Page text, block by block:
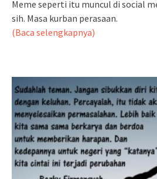
Meme seperti itu muncul di social
sih. Masa kurban perasaan.
(Baca selengkapnya)